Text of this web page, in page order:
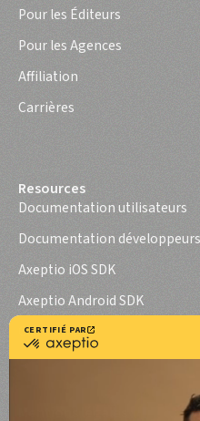
Pour les Éditeurs
Pour les Agences
Affiliation
Carrières
Resources
Documentation utilisateurs
Documentation développeurs
Axeptio iOS SDK
Axeptio Android SDK
Cas d'usage